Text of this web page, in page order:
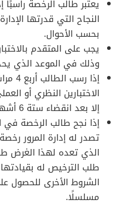
يعتبر طالب الرخصة
النجاح التي قدرتها
بحسب الأحوال.
يجب على المتقدم
وذلك في الموعد الذي
إذا
الاختبارين النظري أو
إلا بعد انقضاء ستة 6 أشهر من تاريخ آخر اختبار.
إذا نجح طالب الرخصة في
تصدر له إدارة المرور
الذي تعده لهذا الغرض
طلب الترخيص له
الشروط الأخرى للحصول
مسلسلًا.